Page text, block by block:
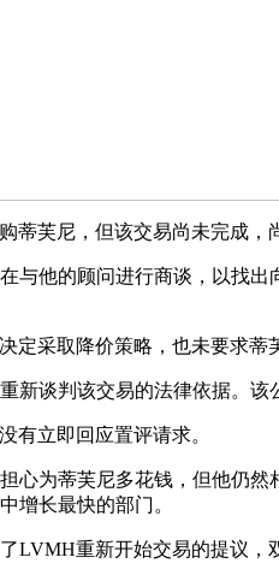
蒂芙尼，但该交易尚未完成，
与他的顾问进行商谈，以找
定采取降价策略，也未要求蒂
新谈判该交易的法律依据。
有立即回应置评请求。
心为蒂芙尼多花钱，但他仍
增长最快的部门。
LVMH重新开始交易的提议